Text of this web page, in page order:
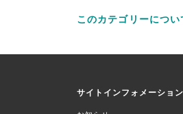
このカテゴリーについ
サイトインフォメーション